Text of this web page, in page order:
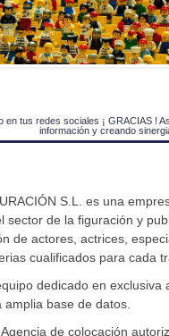
en tus redes sociales ¡ GRACIAS !
información y creando
S.L. es una
sector de la figuración y
de actores, actrices,
cualificados para cada
dedicado en exclusiva
base de datos.
de colocación